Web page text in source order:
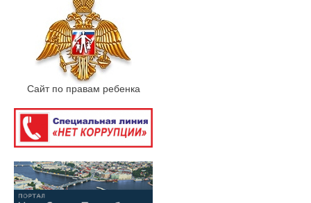
Сайт по правам ребенка